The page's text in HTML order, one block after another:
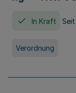
In Kraft Seit
Verordnung